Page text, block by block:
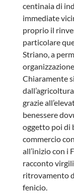
centinaia di
immediate
proprio il
particolare
Striano, a
Chiaramente
grazie
benessere
oggetto poi di
commercio
all’inizio con i
racconto
ritrovamento
fenicio.